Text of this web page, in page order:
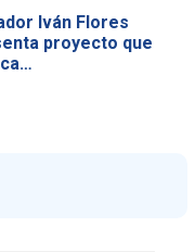
Iván Flores
proyecto que